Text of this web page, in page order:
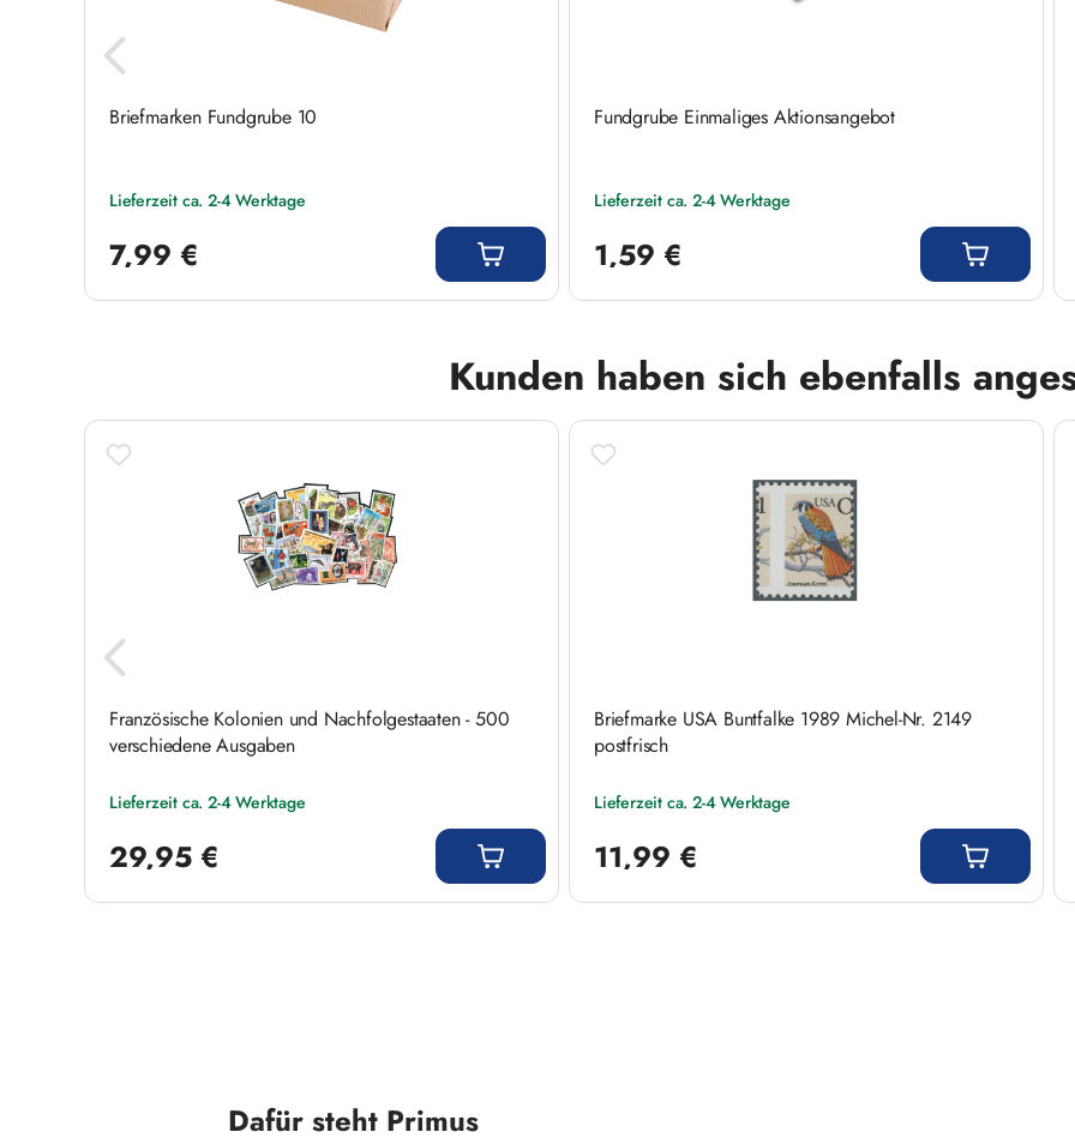
Briefmarken Fundgrube 10
Lieferzeit ca. 2-4 Werktage
7,99 €
Fundgrube Einmaliges Aktionsangebot
Lieferzeit ca. 2-4 Werktage
1,59 €
Kunden haben sich ebenfalls
Französische Kolonien und Nachfolgestaaten - 500
verschiedene Ausgaben
Lieferzeit ca. 2-4 Werktage
29,95 €
Briefmarke USA Buntfalke 1989 Michel-Nr. 2149
postfrisch
Lieferzeit ca. 2-4 Werktage
11,99 €
Dafür steht Primus